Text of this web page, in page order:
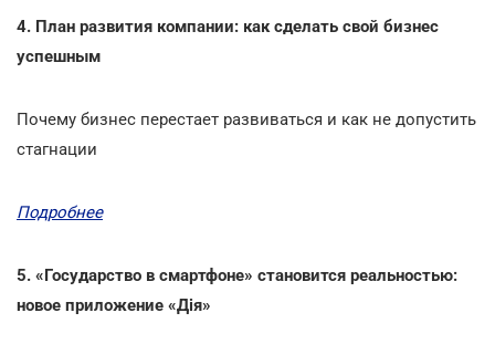
4. План развития компании: как сделать свой бизнес
успешным
Почему бизнес перестает развиваться и как не допустить
стагнации
Подробнее
5. «Государство в смартфоне» становится реальностью:
новое приложение «Дія»